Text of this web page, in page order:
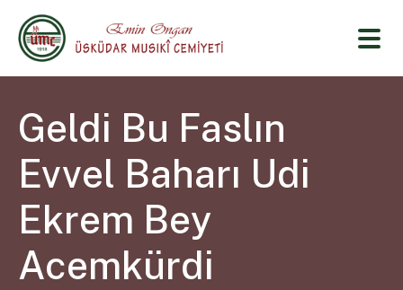
Geldi Bu Faslın
Evvel Baharı Udi
Ekrem Bey
Acemkürdi